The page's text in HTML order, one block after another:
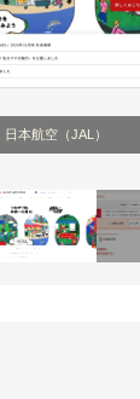
日本航空（JAL）